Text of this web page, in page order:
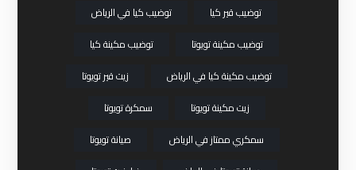
توضيب قير كيا
توضيب كيا في الرياض
توضيب مكينة تويوتا
توضيب مكينة كيا
توضيب مكينة كيا في الرياض
زيت قير تويوتا
زيت مكينة تويوتا
سمكرة تويوتا
سمكري ممتاز في الرياض
صيانة تويوتا